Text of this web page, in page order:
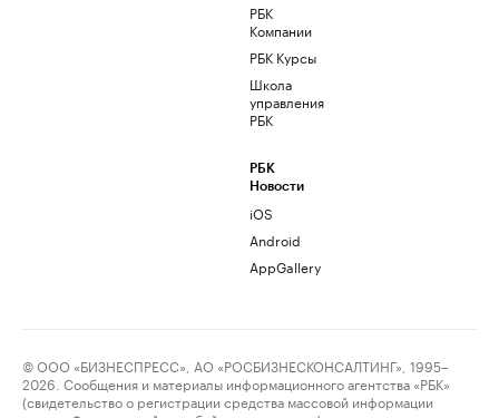
РБК
Компании
РБК Курсы
Школа
управления
РБК
РБК
Новости
iOS
Android
AppGallery
© ООО «БИЗНЕСПРЕСС», АО «РОСБИЗНЕСКОНСАЛТИНГ», 1995–
2026. Сообщения и материалы информационного агентства «РБК»
(свидетельство о регистрации средства массовой информации